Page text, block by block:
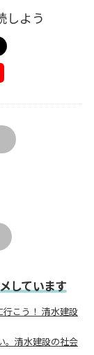
しよう
しています
行こう！ 清水建設
。清水建設の社会